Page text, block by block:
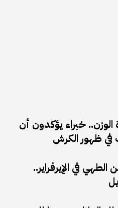
خبراء يؤكدون أن
ظهور الكرش
في الإيرفراير..